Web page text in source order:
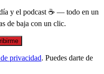
y el podcast ☕ — todo en un
de baja con un clic.
privacidad. Puedes darte de